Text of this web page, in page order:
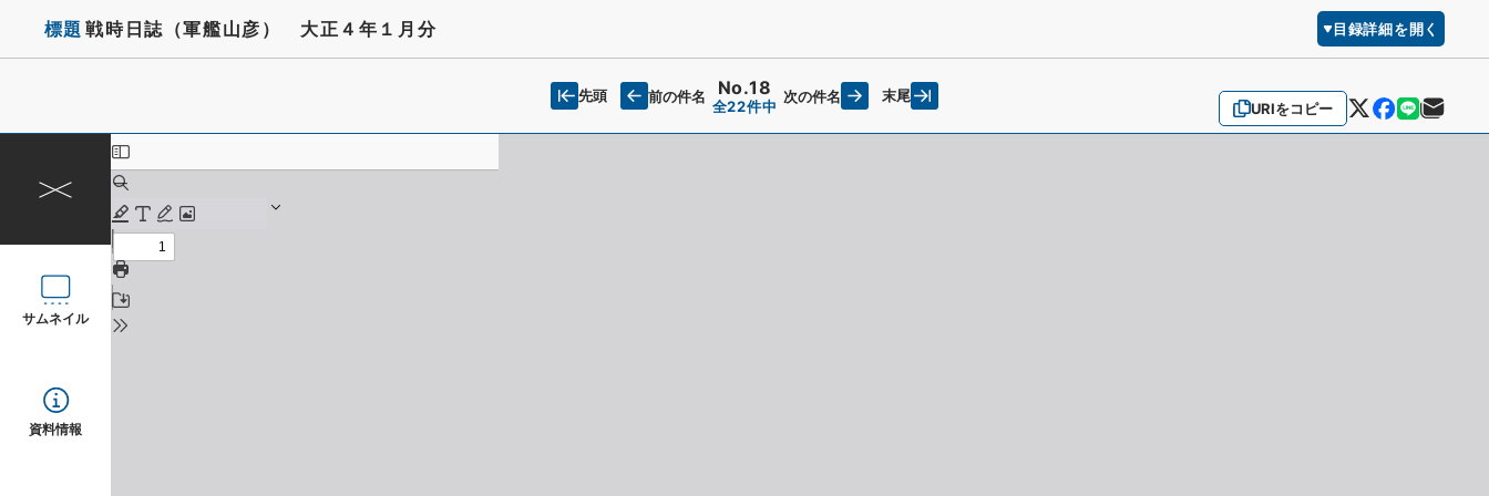
標題 戦時日誌（軍艦山彦） 大正４年１月分 目録詳細を開く
URIをコピー
先頭 前の件名 No.18
全22件中
次の件名 末尾
サムネイル
資料情報